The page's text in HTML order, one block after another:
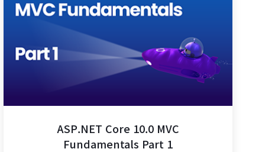
ASP.NET Core 10.0 MVC
Fundamentals Part 1